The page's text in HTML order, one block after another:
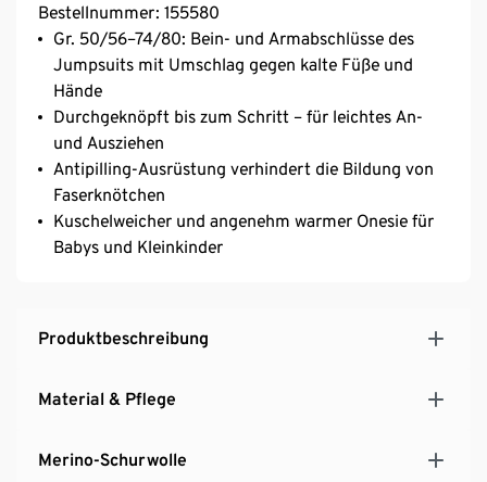
Bestellnummer: 155580
Gr. 50/56–74/80: Bein- und Armabschlüsse des
Jumpsuits mit Umschlag gegen kalte Füße und
Hände
Durchgeknöpft bis zum Schritt – für leichtes An-
und Ausziehen
Antipilling-Ausrüstung verhindert die Bildung von
Faserknötchen
Kuschelweicher und angenehm warmer Onesie für
Babys und Kleinkinder
Produktbeschreibung
Material & Pflege
Merino-Schurwolle